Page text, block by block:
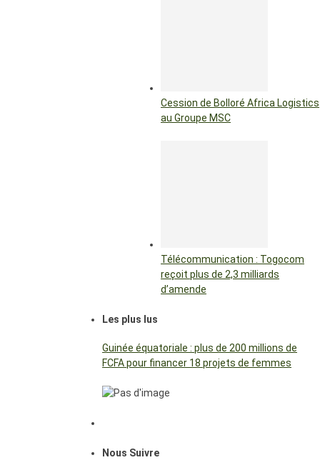
Cession de Bolloré Africa Logistics
au Groupe MSC
Télécommunication : Togocom
reçoit plus de 2,3 milliards
d’amende
Les plus lus
Guinée équatoriale : plus de 200 millions de
FCFA pour financer 18 projets de femmes
Nous Suivre